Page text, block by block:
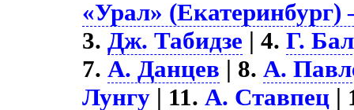
«Урал» (Екатеринбург)
3.Дж. Табидзе | 4.Г.
7.А. Данцев | 8.А.
Лунгу | 11.А. Ставпец |